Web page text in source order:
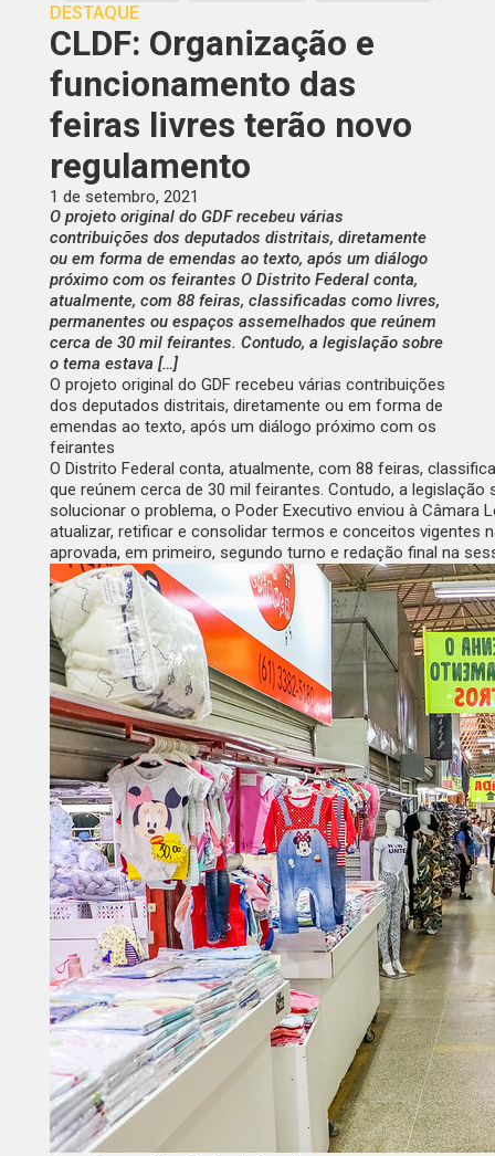
DESTAQUE
CLDF: Organização e
funcionamento das
feiras livres terão novo
regulamento
1 de setembro, 2021
O projeto original do GDF recebeu várias
contribuições dos deputados distritais, diretamente
ou em forma de emendas ao texto, após um diálogo
próximo com os feirantes O Distrito Federal conta,
atualmente, com 88 feiras, classificadas como livres,
permanentes ou espaços assemelhados que reúnem
cerca de 30 mil feirantes. Contudo, a legislação sobre
o tema estava […]
O projeto original do GDF recebeu várias contribuições
dos deputados distritais, diretamente ou em forma de
emendas ao texto, após um diálogo próximo com os
feirantes
O Distrito Federal conta, atualmente, com 88 feiras,
que reúnem cerca de 30 mil feirantes. Contudo, a
solucionar o problema, o Poder Executivo enviou à Câmara
atualizar, retificar e consolidar termos e conceitos vigentes
aprovada, em primeiro, segundo turno e redação final na